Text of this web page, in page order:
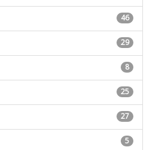
46
29
8
25
27
5